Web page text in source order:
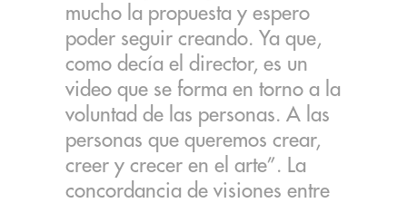
mucho la propuesta y espero
poder seguir creando. Ya que,
como decía el director, es un
video que se forma en torno a la
voluntad de las personas. A las
personas que queremos crear,
creer y crecer en el arte”. La
concordancia de visiones entre